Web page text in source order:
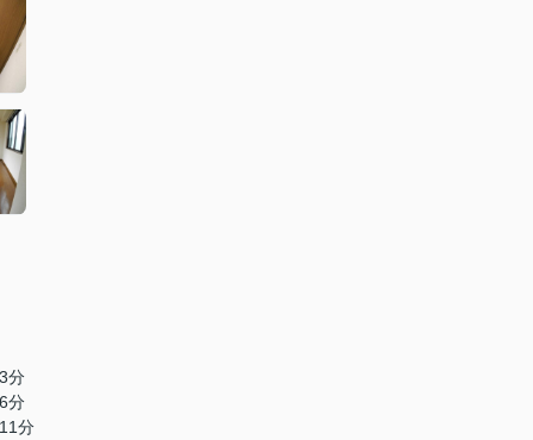
分
分
分